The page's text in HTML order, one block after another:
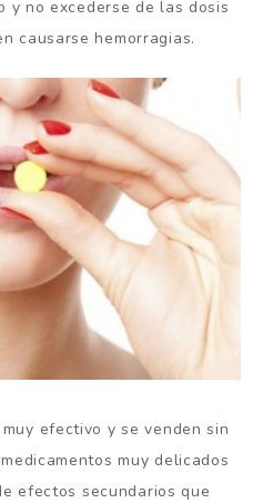
y no excederse de las dosis
causarse hemorragias.
efectivo y se venden sin
muy delicados
efectos secundarios que